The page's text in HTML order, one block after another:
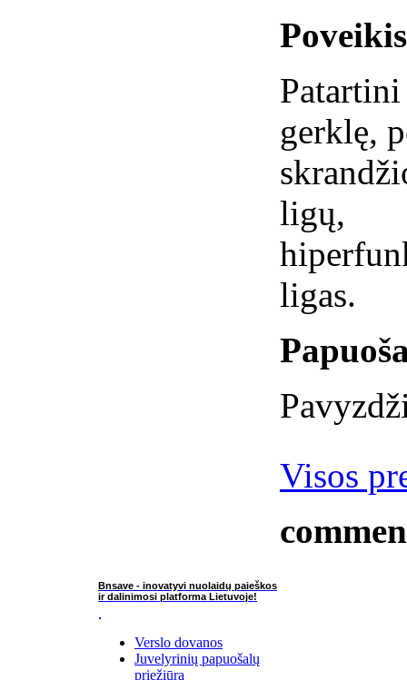
gerklę,
ligų,
ligas.
Visos
Bnsave - inovatyvi nuolaidų paieškos
ir dalinimosi platforma Lietuvoje!
Verslo dovanos
Juvelyrinių papuošalų
priežiūra